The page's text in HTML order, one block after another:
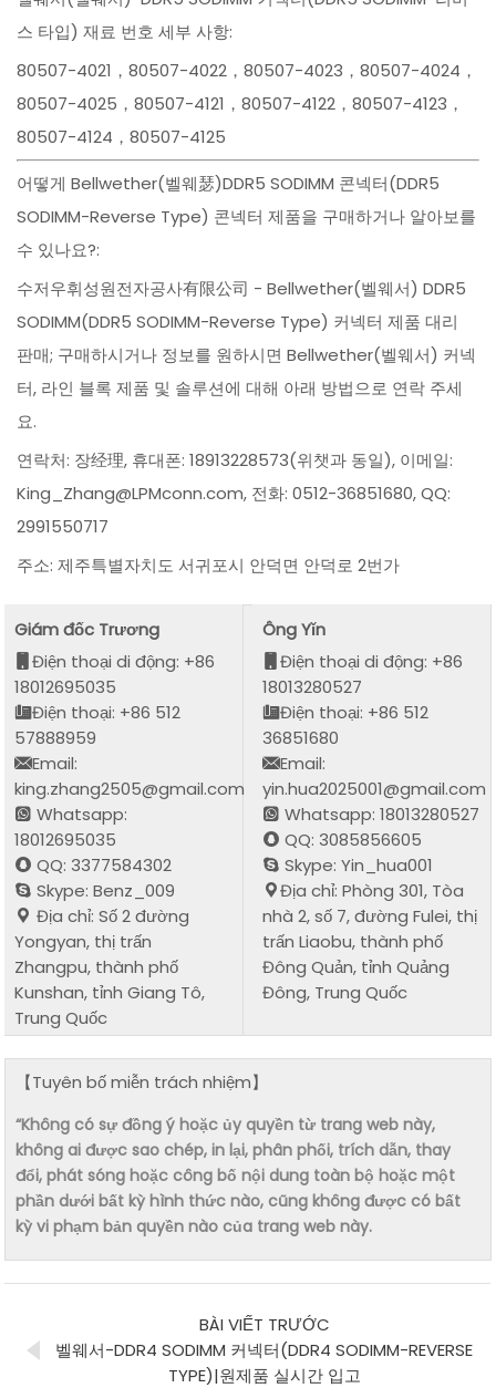
스 타입) 재료 번호 세부 사항:
80507-4021，80507-4022，80507-4023，80507-4024，
80507-4025，80507-4121，80507-4122，80507-4123，
80507-4124，80507-4125
어떻게 Bellwether(벨웨瑟)DDR5 SODIMM 콘넥터(DDR5
SODIMM-Reverse Type) 콘넥터 제품을 구매하거나 알아보를
수 있나요?:
수저우휘성원전자공사有限公司 - Bellwether(벨웨서) DDR5
SODIMM(DDR5 SODIMM-Reverse Type) 커넥터 제품 대리
판매; 구매하시거나 정보를 원하시면 Bellwether(벨웨서) 커넥
터, 라인 블록 제품 및 솔루션에 대해 아래 방법으로 연락 주세
요.
연락처: 장经理, 휴대폰: 18913228573(위챗과 동일), 이메일:
King_Zhang@LPMconn.com, 전화: 0512-36851680, QQ:
2991550717
주소: 제주특별자치도 서귀포시 안덕면 안덕로 2번가
Giám đốc Trương
Điện thoại di động: +86
18012695035
Điện thoại: +86 512
57888959
Email:
king.zhang2505@gmail.com
Whatsapp:
18012695035
QQ: 3377584302
Skype: Benz_009
Địa chỉ: Số 2 đường
Yongyan, thị trấn
Zhangpu, thành phố
Kunshan, tỉnh Giang Tô,
Trung Quốc
Ông Yǐn
Điện thoại di động: +86
18013280527
Điện thoại: +86 512
36851680
Email:
yin.hua2025001@gmail.com
Whatsapp: 18013280527
QQ: 3085856605
Skype: Yin_hua001
Địa chỉ: Phòng 301, Tòa
nhà 2, số 7, đường Fulei, thị
trấn Liaobu, thành phố
Đông Quản, tỉnh Quảng
Đông, Trung Quốc
【Tuyên bố miễn trách nhiệm】
“Không có sự đồng ý hoặc ủy quyền từ trang web này,
không ai được sao chép, in lại, phân phối, trích dẫn, thay
đổi, phát sóng hoặc công bố nội dung toàn bộ hoặc một
phần dưới bất kỳ hình thức nào, cũng không được có bất
kỳ vi phạm bản quyền nào của trang web này.
BÀI VIẾT TRƯỚC
벨웨서-DDR4 SODIMM 커넥터(DDR4 SODIMM-REVERSE
TYPE)|원제품 실시간 입고